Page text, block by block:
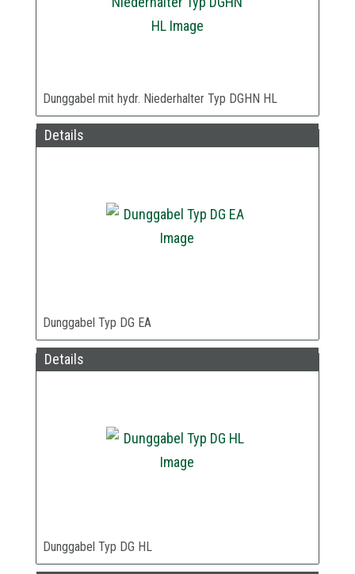
Dunggabel mit hydr. Niederhalter Typ DGHN HL
Details
Dunggabel Typ DG EA
Details
Dunggabel Typ DG HL